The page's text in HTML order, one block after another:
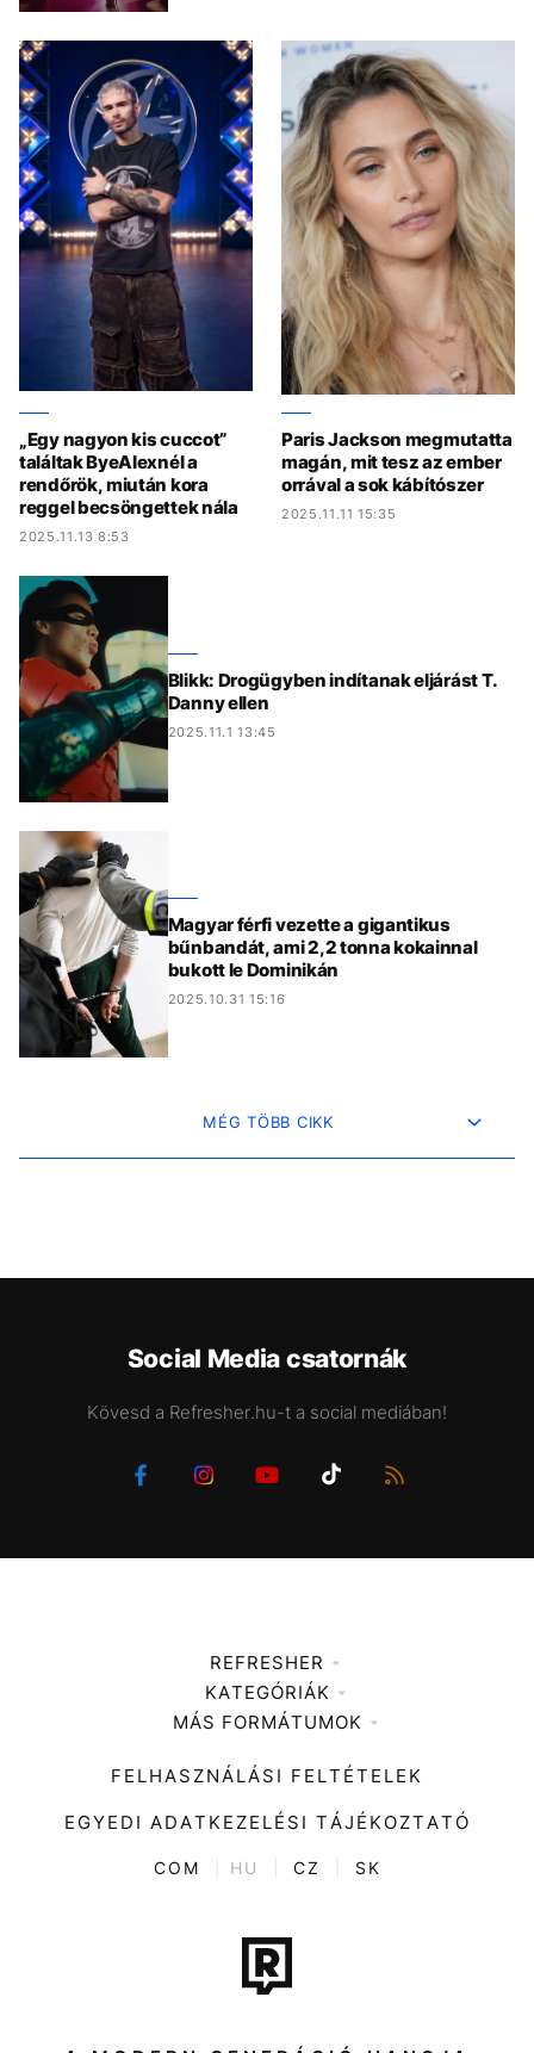
„Egy nagyon kis cuccot”
találtak ByeAlexnél a
rendőrök, miután kora
reggel becsöngettek nála
2025.11.13 8:53
Paris Jackson megmutatta
magán, mit tesz az ember
orrával a sok kábítószer
2025.11.11 15:35
Blikk: Drogügyben indítanak eljárást T.
Danny ellen
2025.11.1 13:45
Magyar férfi vezette a gigantikus
bűnbandát, ami 2,2 tonna kokainnal
bukott le Dominikán
2025.10.31 15:16
MÉG TÖBB CIKK
Social Media csatornák
Kövesd a Refresher.hu-t a social mediában!
REFRESHER
Médiaajánlat
KATEGÓRIÁK
Zene
Divat
Kultúra
ENTR
Tech-Tudomány
Sport
Társadalom
MÁS FORMÁTUMOK
FELHASZNÁLÁSI FELTÉTELEK
EGYEDI ADATKEZELÉSI TÁJÉKOZTATÓ
COM HU CZ SK